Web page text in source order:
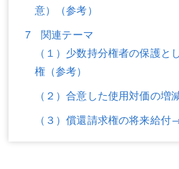
埼玉事務所 (さいたま市)
川口事務所（埼玉県川口市）
川口事務所（埼玉県川口市）
お問い合せフォーム
意）（参考）
7 関連テーマ
（１）少数持分権者の保護と
権（参考）
（２）合意した使用対価の増
（３）償還請求権の将来給付